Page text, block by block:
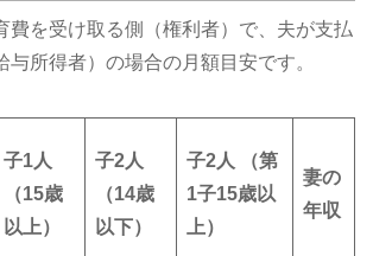
費を受け取る側（権利者）で、夫が支払
与所得者）の場合の月額目安です。
子1人
（15歳
以上）
子2人
（14歳
以下）
子2人 （第
1子15歳以
上）
妻の
年収